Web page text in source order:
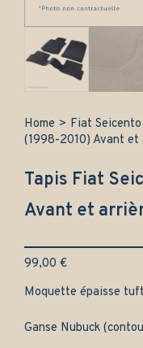
Home > Fiat Seicento
(1998-2010) Avant et
Tapis Fiat
Avant et
99,00 €
Moquette épaisse
Ganse Nubuck